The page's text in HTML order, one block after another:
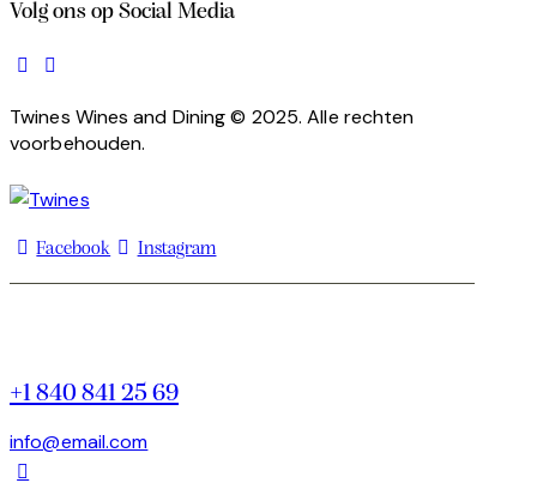
Volg ons op Social Media
Twines Wines and Dining © 2025. Alle rechten
voorbehouden.
Facebook Instagram
+1 840 841 25 69
info@email.com